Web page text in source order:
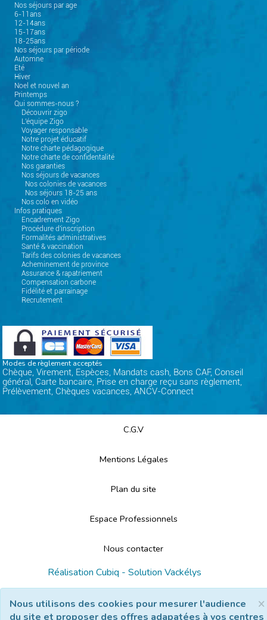
Nos séjours par age
6-11ans
12-14ans
15-17ans
18-25ans
Nos séjours par période
Automne
Eté
Hiver
Noel et nouvel an
Printemps
Qui sommes-nous ?
Découvrir zigo
L'équipe Zigo
Voyager responsable
Notre projet éducatif
Notre charte pédagogique
Notre charte de confidentalité
Nos garanties
Nos séjours de vacances
Nos colonies de vacances
Nos séjours 18-25 ans
Nos colo en vidéo
Infos pratiques
Encadrement Zigo
Procédure d'inscription
Formalités administratives
Santé & vaccination
Tarifs des colonies de vacances
Acheminement de province
Assurance & rapatriement
Compensation carbone
Fidélité et parrainage
Recrutement
Modes de règlement acceptés
Chèque, Virement, Espèces, Mandats cash, Bons CAF, Conseil
général, Carte bancaire, Prise en charge reçu sans règlement,
Prélèvement, Chèques vacances, ANCV-Connect
C.G.V
Mentions Légales
Plan du site
Espace Professionnels
Nous contacter
Réalisation Cubiq - Solution Vackélys
×
Nous utilisons des cookies pour mesurer l'audience
du site et proposer des offres adapatées à vos centres